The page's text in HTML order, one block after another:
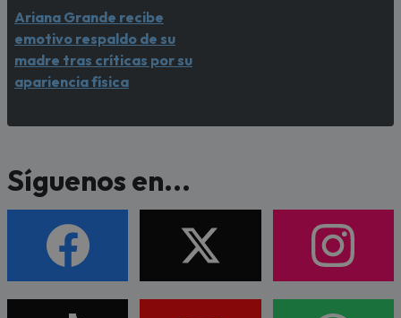
Ariana Grande recibe
emotivo respaldo de su
madre tras críticas por su
apariencia física
Síguenos en...